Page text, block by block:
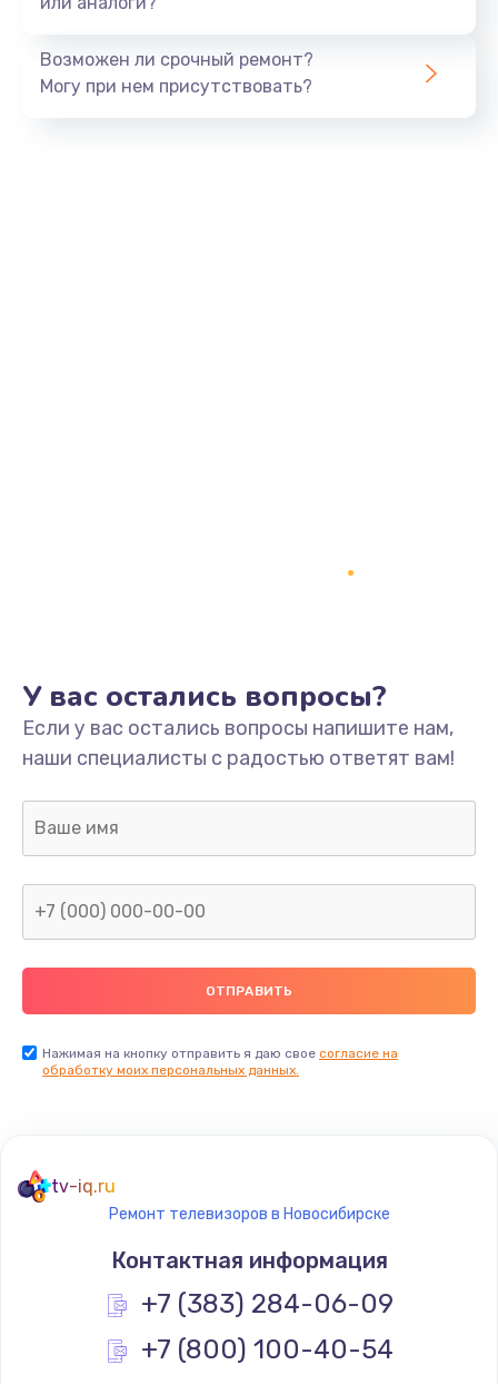
550 руб.
Не включается
1400 руб.
Заказать
800 руб.
400 руб.
Не реагирует на кнопки
Не сопряжается с устройством
Помехи и искажение звука
Возможен ли срочный ремонт?
Могу при нем присутствовать?
У вас остались вопросы?
Если у вас остались вопросы напишите нам,
наши специалисты с радостью ответят вам!
Нажимая на кнопку отправить я даю свое согласие на
обработку моих персональных данных.
tv-iq.ru
Ремонт телевизоров в Новосибирске
Контактная информация
+7 (383) 284-06-09
+7 (800) 100-40-54